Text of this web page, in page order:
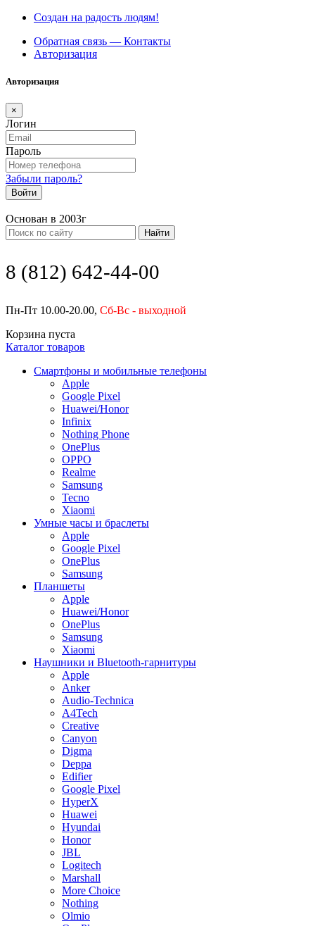
Создан на радость людям!
Обратная связь — Контакты
Авторизация
Авторизация
×
Логин
Пароль
Забыли пароль?
Войти
Основан в 2003г
Найти
8 (812) 642-44-00
Пн-Пт 10.00-20.00, Сб-Вс - выходной
Корзина пуста
Каталог товаров
Смартфоны и мобильные телефоны
Apple
Google Pixel
Huawei/Honor
Infinix
Nothing Phone
OnePlus
OPPO
Realme
Samsung
Tecno
Xiaomi
Умные часы и браслеты
Apple
Google Pixel
OnePlus
Samsung
Планшеты
Apple
Huawei/Honor
OnePlus
Samsung
Xiaomi
Наушники и Bluetooth-гарнитуры
Apple
Anker
Audio-Technica
A4Tech
Creative
Canyon
Digma
Deppa
Edifier
Google Pixel
HyperX
Huawei
Hyundai
Honor
JBL
Logitech
Marshall
More Choice
Nothing
Olmio